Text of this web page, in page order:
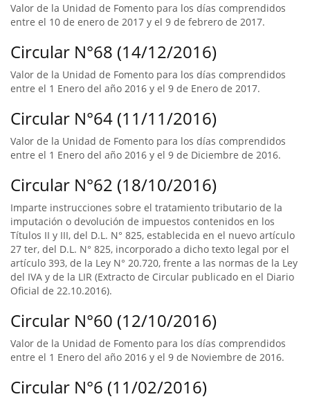
Valor de la Unidad de Fomento para los días comprendidos
entre el 10 de enero de 2017 y el 9 de febrero de 2017.
Circular N°68 (14/12/2016)
Valor de la Unidad de Fomento para los días comprendidos
entre el 1 Enero del año 2016 y el 9 de Enero de 2017.
Circular N°64 (11/11/2016)
Valor de la Unidad de Fomento para los días comprendidos
entre el 1 Enero del año 2016 y el 9 de Diciembre de 2016.
Circular N°62 (18/10/2016)
Imparte instrucciones sobre el tratamiento tributario de la
imputación o devolución de impuestos contenidos en los
Títulos II y III, del D.L. N° 825, establecida en el nuevo artículo
27 ter, del D.L. N° 825, incorporado a dicho texto legal por el
artículo 393, de la Ley N° 20.720, frente a las normas de la Ley
del IVA y de la LIR (Extracto de Circular publicado en el Diario
Oficial de 22.10.2016).
Circular N°60 (12/10/2016)
Valor de la Unidad de Fomento para los días comprendidos
entre el 1 Enero del año 2016 y el 9 de Noviembre de 2016.
Circular N°6 (11/02/2016)